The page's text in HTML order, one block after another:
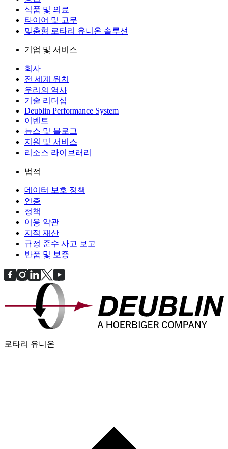
식품 및 의료
타이어 및 고무
맞춤형 로타리 유니온 솔루션
기업 및 서비스
회사
전 세계 위치
우리의 역사
기술 리더십
Deublin Performance System
이벤트
뉴스 및 블로그
지원 및 서비스
리소스 라이브러리
법적
데이터 보호 정책
인증
정책
이용 약관
지적 재산
규정 준수 사고 보고
반품 및 보증
로타리 유니온